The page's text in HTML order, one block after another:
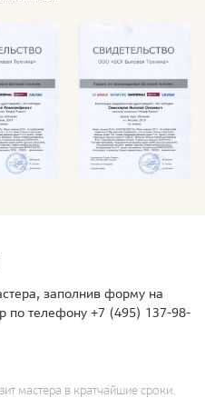
заполнив форму на
по телефону +7 (495) 137-98-
мастера в кратчайшие сроки.